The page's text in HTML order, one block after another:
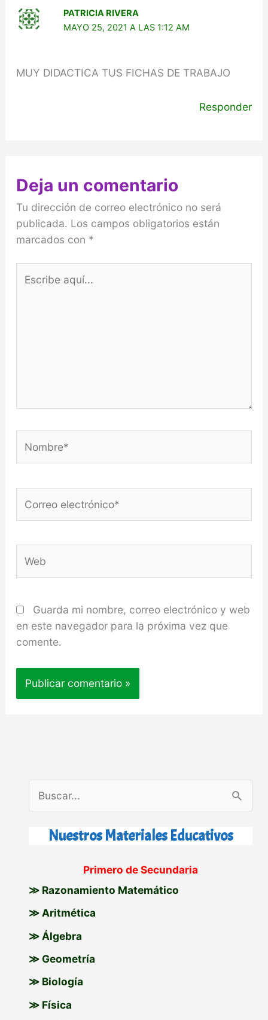
PATRICIA RIVERA
MAYO 25, 2021 A LAS 1:12 AM
MUY DIDACTICA TUS FICHAS DE TRABAJO
Responder
Deja un comentario
Tu dirección de correo electrónico no será
publicada. Los campos obligatorios están
marcados con *
aquí...
electrónico*
Guarda mi nombre, correo electrónico y web
en este navegador para la próxima vez que
comente.
u
r
p
o
Nuestros Materiales Educativos
Primero de Secundaria
≫ Razonamiento Matemático
≫ Aritmética
≫ Álgebra
≫ Geometría
≫ Biología
≫ Física